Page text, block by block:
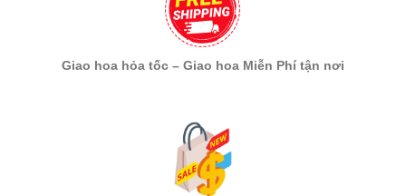
Giao hoa hỏa tốc – Giao hoa Miễn Phí tận nơi